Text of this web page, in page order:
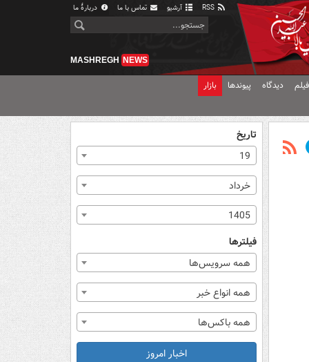
آرشیو تماس با ما دربارهٔ ما
MASHREGH NEWS
دیدگاه پیوندها بازار
تاریخ
19
خرداد
1405
فیلترها
همه سرویس‌ها
همه انواع خبر
همه باکس‌ها
اخبار امروز